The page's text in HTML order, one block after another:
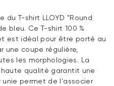
du T-shirt LLOYD "Round
bleu. Ce T-shirt 100 %
est idéal pour être porté au
une coupe régulière,
les morphologies. La
qualité garantit une
unie permet de l'associer